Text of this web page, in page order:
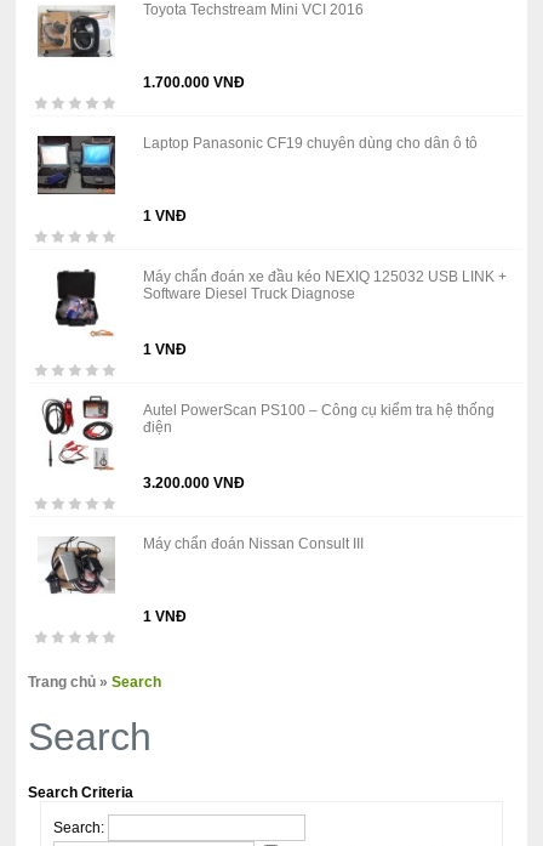
Toyota Techstream Mini VCI 2016
1.700.000 VNĐ
Laptop Panasonic CF19 chuyên dùng cho dân ô tô
1 VNĐ
Máy chẩn đoán xe đầu kéo NEXIQ 125032 USB LINK +
Software Diesel Truck Diagnose
1 VNĐ
Autel PowerScan PS100 – Công cụ kiểm tra hệ thống
điện
3.200.000 VNĐ
Máy chẩn đoán Nissan Consult III
1 VNĐ
Trang chủ »Search
Search
Search Criteria
Search: